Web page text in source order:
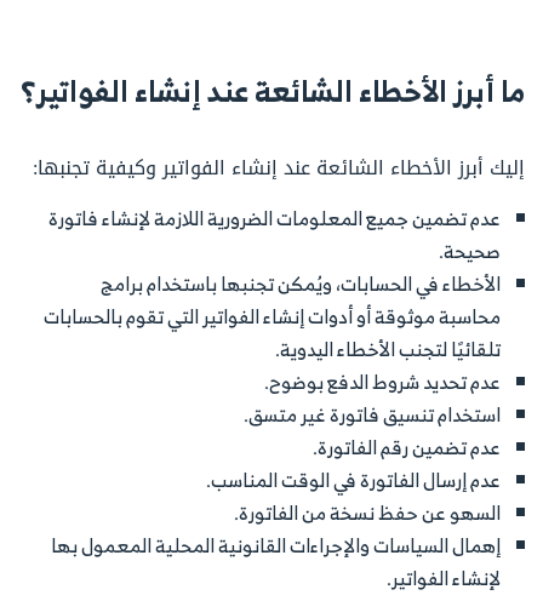
ما أبرز الأخطاء الشائعة عند إنشاء الفواتير؟
إليك أبرز الأخطاء الشائعة عند إنشاء الفواتير وكيفية تجنبها:
عدم تضمين جميع المعلومات الضرورية اللازمة لإنشاء فاتورة
صحيحة.
الأخطاء في الحسابات، ويُمكن تجنبها باستخدام برامج
محاسبة موثوقة أو أدوات إنشاء الفواتير التي تقوم بالحسابات
تلقائيًا لتجنب الأخطاء اليدوية.
عدم تحديد شروط الدفع بوضوح.
استخدام تنسيق فاتورة غير متسق.
عدم تضمين رقم الفاتورة.
عدم إرسال الفاتورة في الوقت المناسب.
السهو عن حفظ نسخة من الفاتورة.
إهمال السياسات والإجراءات القانونية المحلية المعمول بها
لإنشاء الفواتير.